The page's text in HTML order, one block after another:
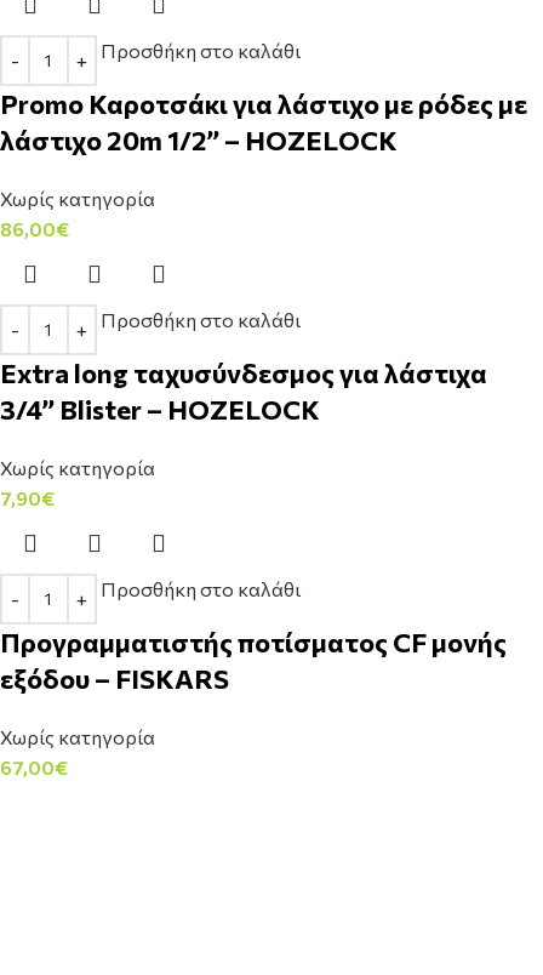
Προσθήκη στο καλάθι
Promo Καρoτσάκι για λάστιχο με ρόδες με
λάστιχο 20m 1/2’’ – HOZELOCK
Χωρίς κατηγορία
86,00€
Προσθήκη στο καλάθι
Extra long ταχυσύνδεσμος για λάστιχα
3/4’’ Blister – HOZELOCK
Χωρίς κατηγορία
7,90€
Προσθήκη στο καλάθι
Προγραμματιστής ποτίσματος CF μονής
εξόδου – FISKARS
Χωρίς κατηγορία
67,00€